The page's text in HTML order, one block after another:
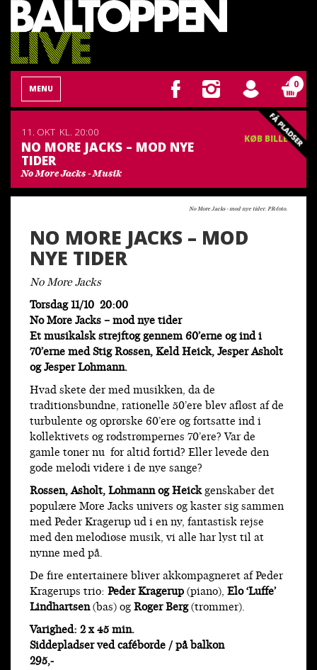
MENU 0
11. OKT KL. 20:00
NO MORE JACKS – MOD NYE
TIDER
No More Jacks - Musik
KØB BILLET
No More Jacks - mod nye tider. PR-foto.
NO MORE JACKS – MOD
NYE TIDER
No More Jacks
Torsdag 11/10 20:00
No More Jacks – mod nye tider
Et musikalsk strejftog gennem 60’erne og ind i
70’erne med Stig Rossen, Keld Heick, Jesper Asholt
og Jesper Lohmann.
Hvad skete der med musikken, da de
traditionsbundne, rationelle 50’ere blev afløst af de
turbulente og oprørske 60’ere og fortsatte ind i
kollektivets og rødstrømpernes 70’ere? Var de
gamle toner nu for altid fortid? Eller levede den
gode melodi videre i de nye sange?
Rossen, Asholt, Lohmann og Heickgenskaber det
populære More Jacks univers og kaster sig sammen
med Peder Kragerup ud i en ny, fantastisk rejse
med den melodiøse musik, vi alle har lyst til at
nynne med på.
De fire entertainere bliver akkompagneret af Peder
Kragerups trio: Peder Kragerup(piano), Elo ‘Luffe’
Lindhartsen(bas) ogRoger Berg(trommer).
Varighed: 2 x 45 min.
Siddepladser ved caféborde / på balkon
295,-